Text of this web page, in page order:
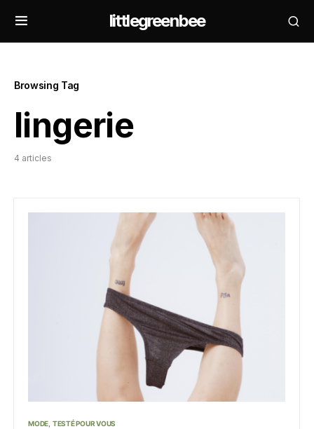
littlegreenbee
Browsing Tag
lingerie
4 articles
MODE TESTÉ POUR VOUS